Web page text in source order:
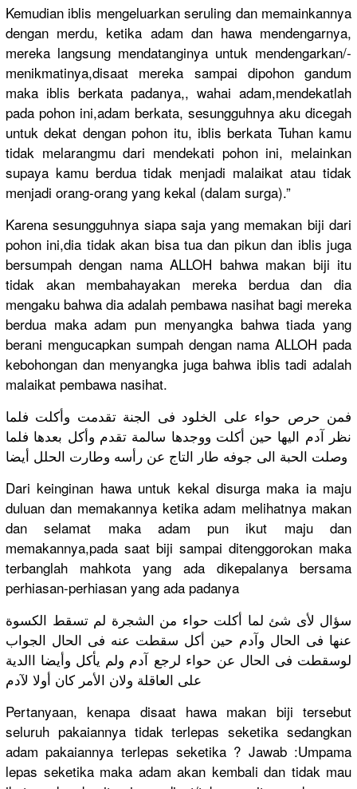
Kemudian iblis mengeluarkan seruling dan memainkannya
dengan merdu, ketika adam dan hawa mendengarnya,
me­reka langsung mendatanginya untuk mendengarkan/­
menikmatinya,dis­aat mereka sampai dipohon gandum
maka iblis berkata padanya,, wahai adam,mendekatla­h
pada pohon ini,adam berkata, sesungg­uhnya aku dicegah
untuk dekat dengan pohon itu, iblis berkata Tuhan kamu
tidak melarangmudari mendekati pohon ini, melainkan
supaya kamu berdua tidak menjadi malaikat atau tidak
menjadi orang-orang yang kekal (dalam surga).”
Karena sesungguhnya siapa saja yang memakan biji dari
pohon ini,dia tidak akan bisa tua dan pikun dan iblis juga
bersumpah dengan nama ALLOH bahwa makan biji itu
tidak akan membahayakan mereka berdua dan dia
mengaku bahwa dia adalah pembawa nasihat bagi mereka
berdua maka adam pun menyangka bahwa tiada yang
berani mengucapkan sumpah dengan nama ALLOH pada
kebohongan dan menyangka juga bahwa iblis tadi adalah
malaikat pembawa nasihat.
فمن حرص حواء على الخلود فى الجنة تقدمت وأكلت فلما
نظر آدم اليها حين أكلت ووجدها سالمة تقدم وأكل بعدها فلما
وصلت الحبة الى جوفه طار التاج عن رأسه وطارت الحلل أيضا
Dari keinginan hawa untuk kekal disurga maka ia maju
duluan dan memakannyaketika adam melihatnya makan
dan selamat maka adam pun ikut maju dan
memakannya,pada­ saat biji sampai ditenggorokan maka
terbanglah mahkota yang ada dikepalanya bersama
perhiasan-perhi­asan yang ada padanya
سؤال لأى شئ لما أكلت حواء من الشجرة لم تسقط الكسوة
عنها فى الحال وآدم حين أكل سقطت عنه فى الحال الجواب
لوسقطت فى الحال عن حواء لرجع آدم ولم يأكل وأيضا االدية
على العاقلة ولان الأمر كان أولا لآدم
Pertanyaan, kenapa disaat hawa makan biji tersebut
seluruh pakaiannyatidak terlepas seketika sedangkan
adam pakaiannya terlepas seketika ? Jawab :Umpama
lepas seketika maka adam akan kembali dan tidak mau